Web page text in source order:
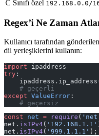
C Sınıfı özel 192.168.0.0/
Regex’i Ne Zaman
Kullanıcı tarafından
dil yerleşiklerini kullanın:
import ipaddress
try :
    # geçerli
except ValueError :
    # geçersiz
const net = require (
net. isIPv4( '192.168.1.1'
net. isIPv4( '999.1.1.1'